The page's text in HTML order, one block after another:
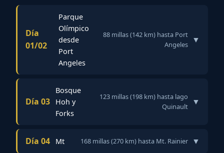
Día
01/02
Parque
Olímpico
desde
Port
Angeles
88 millas (142 km) hasta Port
Angeles
▼
Día 03
Bosque
Hoh y
Forks
123 millas (198 km) hasta lago
Quinault
▼
Día 04 Mt 168 millas (270 km) hasta Mt. Rainier ▼